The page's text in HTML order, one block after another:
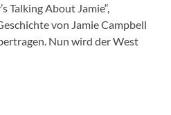
Talking About Jamie“,
von Jamie Campbell
Nun wird der West